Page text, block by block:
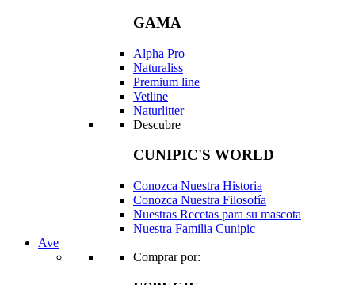
GAMA
Alpha Pro
Naturaliss
Premium line
Vetline
Naturlitter
Descubre
CUNIPIC'S WORLD
Conozca Nuestra Historia
Conozca Nuestra Filosofía
Nuestras Recetas para su mascota
Nuestra Familia Cunipic
Ave
Comprar por: